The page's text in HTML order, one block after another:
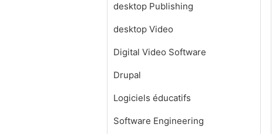
desktop Publishing
desktop Video
Digital Video Software
Drupal
Logiciels éducatifs
Software Engineering